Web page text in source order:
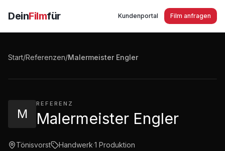
DeinFilmfür Kundenportal Film anfragen
Start/Referenzen/Malermeister Engler
M
REFERENZ
Malermeister Engler
Tönisvorst Handwerk·1 Produktion
aus Tönisvorst